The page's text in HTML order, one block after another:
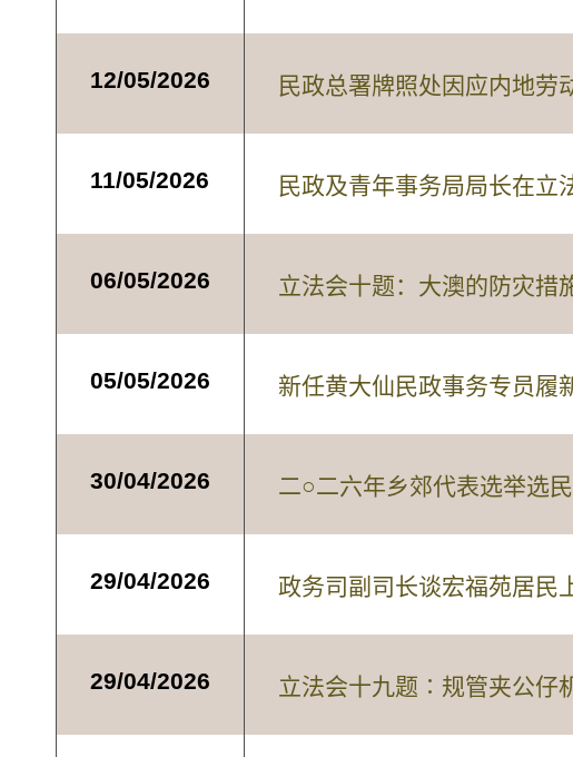
12/05/2026 民政总署牌照处因应内地劳
11/05/2026 民政及青年事务局局长在立
06/05/2026 立法会十题：大澳的防灾措
05/05/2026 新任黄大仙民政事务专员履
30/04/2026 二○二六年乡郊代表选举选
29/04/2026 政务司副司长谈宏福苑居民
29/04/2026 立法会十九题∶规管夹公仔